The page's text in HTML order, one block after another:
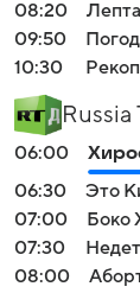
08:20
Лепта
09:50
10:30
Russia
06:00
06:30
Это
07:00
Боко
07:30
08:00